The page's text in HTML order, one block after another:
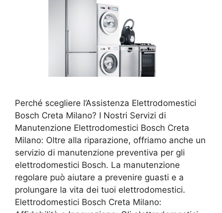
Perché scegliere l’Assistenza Elettrodomestici
Bosch Creta Milano? I Nostri Servizi di
Manutenzione Elettrodomestici Bosch Creta
Milano: Oltre alla riparazione, offriamo anche un
servizio di manutenzione preventiva per gli
elettrodomestici Bosch. La manutenzione
regolare può aiutare a prevenire guasti e a
prolungare la vita dei tuoi elettrodomestici.
Elettrodomestici Bosch Creta Milano: